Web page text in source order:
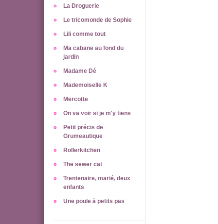
La Droguerie
Le tricomonde de Sophie
Lili comme tout
Ma cabane au fond du
jardin
Madame Dé
Mademoiselle K
Mercotte
On va voir si je m'y tiens
Petit précis de
Grumeautique
Rollerkitchen
The sewer cat
Trentenaire, marié, deux
enfants
Une poule à petits pas